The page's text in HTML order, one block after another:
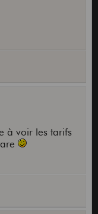
à voir les tarifs